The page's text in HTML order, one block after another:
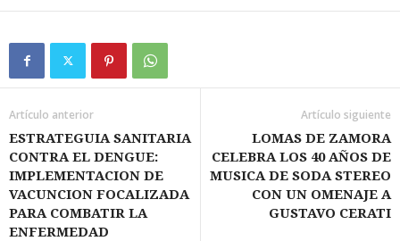
Artículo anterior
ESTRATEGUIA SANITARIA
CONTRA EL DENGUE:
IMPLEMENTACION DE
VACUNCION FOCALIZADA
PARA COMBATIR LA
ENFERMEDAD
Artículo siguiente
LOMAS DE ZAMORA
CELEBRA LOS 40 AÑOS DE
MUSICA DE SODA STEREO
CON UN OMENAJE A
GUSTAVO CERATI